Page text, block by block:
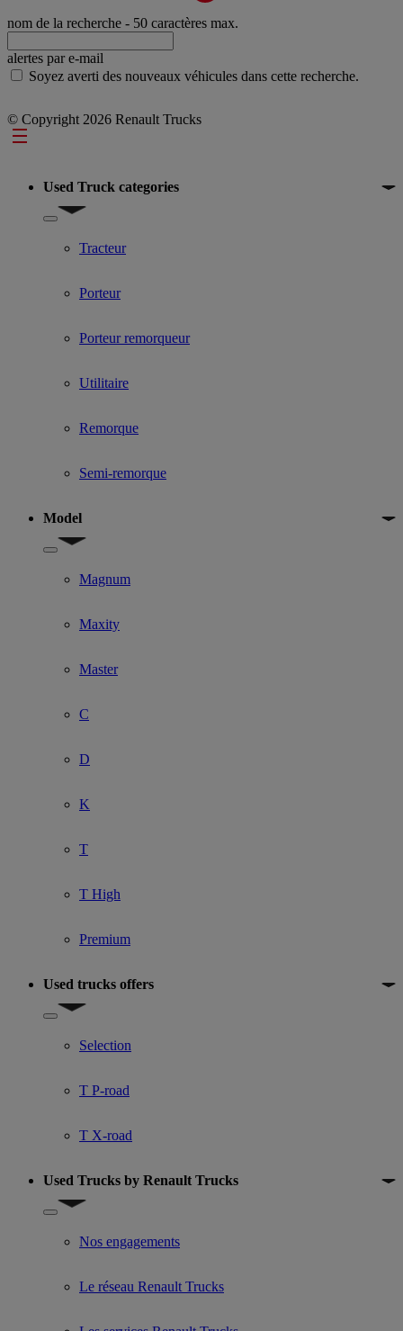
nom de la recherche - 50 caractères max.
alertes par e-mail
Soyez averti des nouveaux véhicules dans cette recherche.
© Copyright 2026 Renault Trucks
Footer
Used Truck categories
Show submenu for Used Truck categories
Tracteur
Porteur
Porteur remorqueur
Utilitaire
Remorque
Semi-remorque
Model
Show submenu for Model
Magnum
Maxity
Master
C
D
K
T
T High
Premium
Used trucks offers
Show submenu for Used trucks offers
Selection
T P-road
T X-road
Used Trucks by Renault Trucks
Show submenu for Used Trucks by Renault Trucks
Nos engagements
Le réseau Renault Trucks